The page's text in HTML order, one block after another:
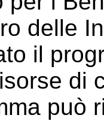
delle
il
di
può